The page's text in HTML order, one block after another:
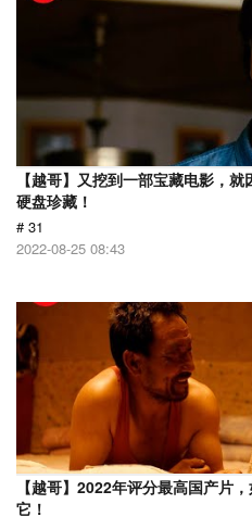
【越哥】又挖到一部宝藏电影，
硬盘珍藏！
# 31
2022-08-25 08:43
【越哥】2022年评分最高国产片
它！